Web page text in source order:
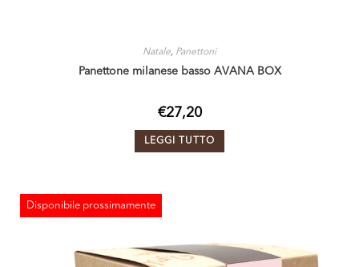
Natale, Panettoni
Panettone milanese basso AVANA BOX
€27,20
LEGGI TUTTO
Disponibile prossimamente
ESAURITO